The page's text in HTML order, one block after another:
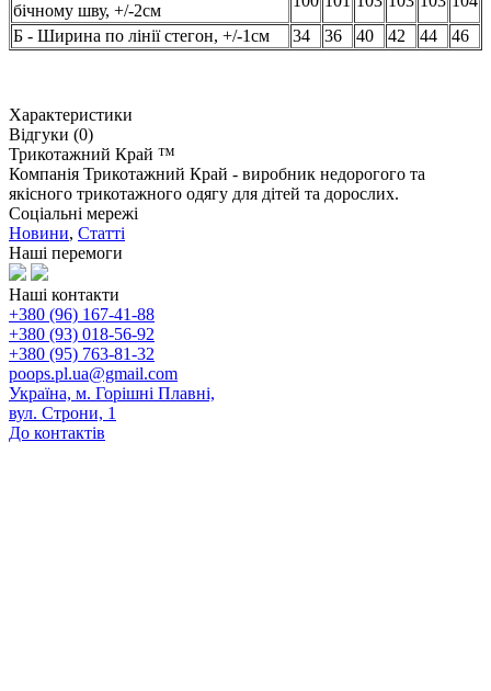
бічному шву, +/-2см
Б - Ширина по лінії стегон, +/-1см
34 36 40 42 44 46
Характеристики
Відгуки (0)
Трикотажний Край ™
Компанія Трикотажний Край - виробник недорогого та
якісного трикотажного одягу для дітей та дорослих.
Соціальні мережі
Новини, Статті
Наші перемоги
Наші контакти
+380 (96) 167-41-88
+380 (93) 018-56-92
+380 (95) 763-81-32
poops.pl.ua@gmail.com
Україна, м. Горішні Плавні,
вул. Строни, 1
До контактів